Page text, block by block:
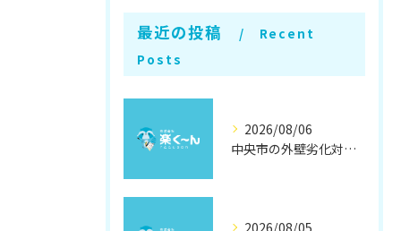
最近の投稿
Recent
Posts
2026/08/06
中央市の外壁劣化対策と補修方法
2026/08/05